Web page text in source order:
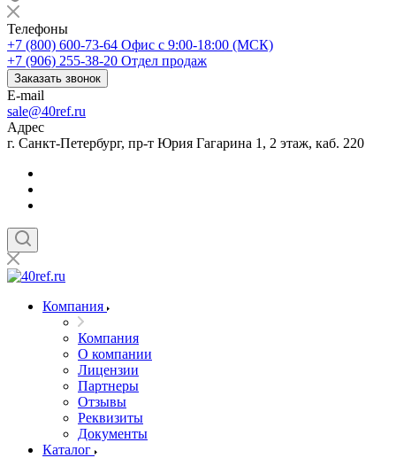
Телефоны
+7 (800) 600-73-64 Офис с 9:00-18:00 (МСК)
+7 (906) 255-38-20 Отдел продаж
Заказать звонок
E-mail
sale@40ref.ru
Адрес
г. Санкт-Петербург, пр-т Юрия Гагарина 1, 2 этаж, каб. 220
Компания
Компания
О компании
Лицензии
Партнеры
Отзывы
Реквизиты
Документы
Каталог